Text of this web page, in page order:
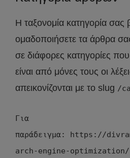
Η ταξονομία κατηγορία σας
ομαδοποιήσετε τα άρθρα
σε διάφορες κατηγορίες
είναι από μόνες τους οι
απεικονίζονται με το slug /
Για
παράδειγμα: https://
arch-engine-optimization/